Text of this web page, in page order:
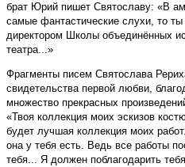
брат Юрий пишет Святославу: «В
самые фантастические слухи, то
директором Школы объединённых
театра...»
Фрагменты писем Святослава
свидетельства первой любви,
множество прекрасных
«Твоя коллекция моих эскизов
будет лучшая коллекция моих
она у тебя есть. Ведь все работы
тебя... Я должен поблагодарить